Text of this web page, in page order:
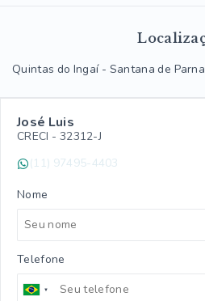
Quintas do Ingaí - Santana de
José Luis
CRECI - 32312-J
(11) 97495-4403
Nome
Telefone